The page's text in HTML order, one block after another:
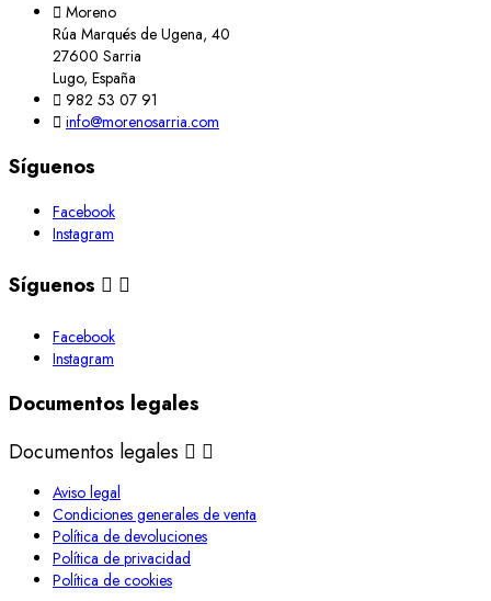
 Moreno
Rúa Marqués de Ugena, 40
27600 Sarria
Lugo, España
 982 53 07 91
 info@morenosarria.com
Síguenos
Facebook
Instagram
Síguenos  
Facebook
Instagram
Documentos legales
Documentos legales  
Aviso legal
Condiciones generales de venta
Política de devoluciones
Política de privacidad
Política de cookies